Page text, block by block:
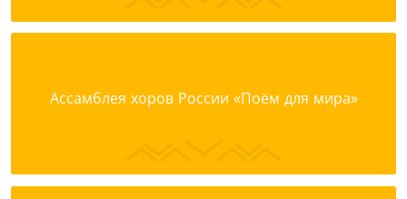
Ассамблея хоров России «Поём для мира»